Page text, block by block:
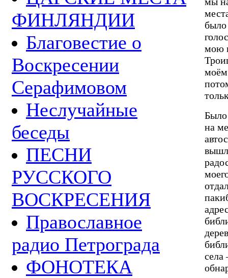
ФИНЛЯНДИИ
Благовестие о
Воскресении
Серафимовом
Неслучайные
беседы
ПЕСНИ
РУССКОГО
ВОСКРЕСЕНИЯ
Православное
радио Петрограда
ФОНОТЕКА
мою
Было
на
села